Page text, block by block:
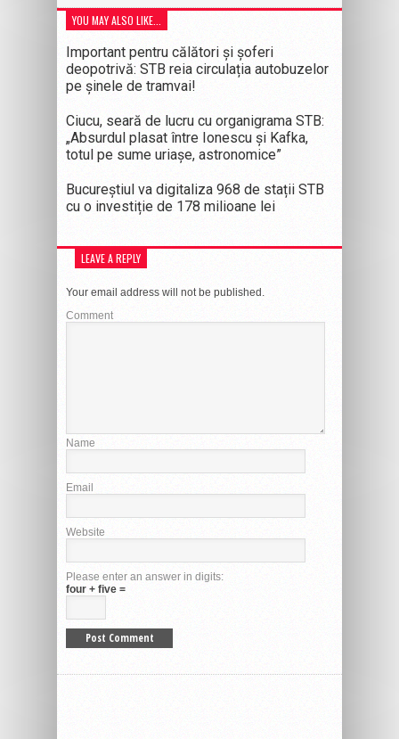
YOU MAY ALSO LIKE...
Important pentru călători și șoferi
deopotrivă: STB reia circulația autobuzelor
pe șinele de tramvai!
Ciucu, seară de lucru cu organigrama STB:
„Absurdul plasat între Ionescu și Kafka,
totul pe sume uriașe, astronomice”
Bucureștiul va digitaliza 968 de stații STB
cu o investiție de 178 milioane lei
LEAVE A REPLY
Your email address will not be published.
Comment
Name
Email
Website
Please enter an answer in digits:
four + five =